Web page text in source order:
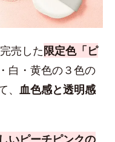
売した限定色「ピ
白・黄色の３色の
血色感と透明感
いピーチピンクの